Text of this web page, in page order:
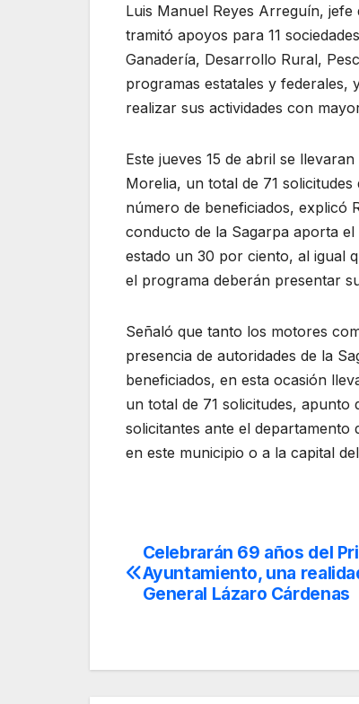
Luis Manuel Reyes Arreguín,
tramitó apoyos para 11
Ganadería, Desarrollo Rural,
programas estatales y federales,
realizar sus actividades con
Este jueves 15 de abril se
Morelia, un total de 71
número de beneficiados, explicó
conducto de la Sagarpa aporta
estado un 30 por ciento, al igual
el programa deberán presentar
Señaló que tanto los motores
presencia de autoridades de la
beneficiados, en esta ocasión
un total de 71 solicitudes, apunto
solicitantes ante el departamento
en este municipio o a la capital
Navegación
de
Celebrarán 69 años del
Ayuntamiento, una
General Lázaro Cárdenas